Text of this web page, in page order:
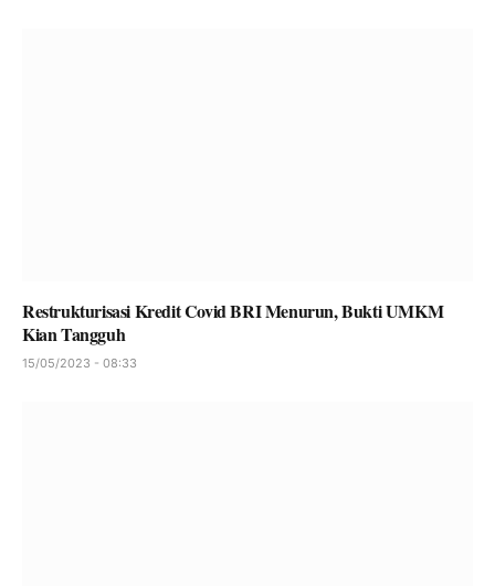
Restrukturisasi Kredit Covid BRI Menurun, Bukti UMKM
Kian Tangguh
15/05/2023 - 08:33